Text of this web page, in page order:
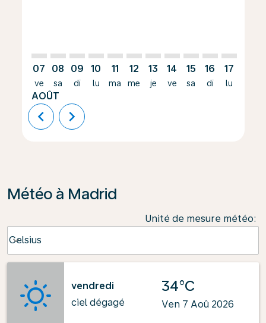
07
ve
AOÛT
08
sa
09
di
10
lu
11
ma
12
me
13
je
14
ve
15
sa
16
di
17
lu
chevron_left chevron_right
Météo à Madrid
Unité de mesure météo:
Celsius
keyboard_arrow_down
vendredi
ciel dégagé
34°C
Ven 7 Aoû 2026